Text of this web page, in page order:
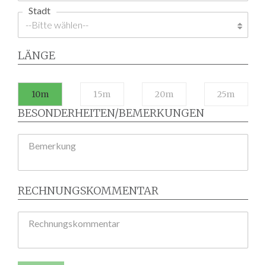
Stadt
LÄNGE
10m 15m 20m 25m
BESONDERHEITEN/BEMERKUNGEN
Bemerkung
RECHNUNGSKOMMENTAR
Rechnungskommentar